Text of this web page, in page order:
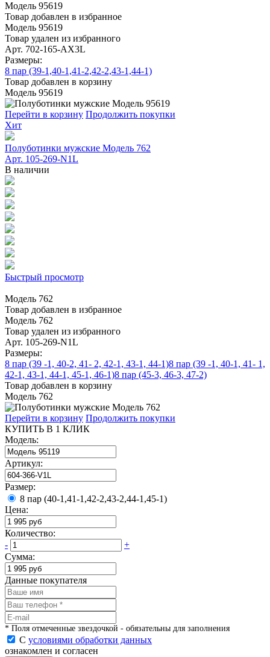
Модель 95619
Товар добавлен в избранное
Модель 95619
Товар удален из избранного
Арт. 702-165-АХ3L
Размеры:
8 пар (39-1,40-1,41-2,42-2,43-1,44-1)
Товар добавлен в корзину
Модель 95619
Перейти в корзину Продолжить покупки
Хит
Полуботинки мужские Модель 762
Арт. 105-269-N1L
В наличии
Быстрый просмотр
Модель 762
Товар добавлен в избранное
Модель 762
Товар удален из избранного
Арт. 105-269-N1L
Размеры:
8 пар (39 -1, 40-2, 41- 2, 42-1, 43-1, 44-1)8 пар (39 -1, 40-1, 41- 1,
42-1, 43-1, 44-1, 45-1, 46-1)8 пар (45-3, 46-3, 47-2)
Товар добавлен в корзину
Модель 762
Перейти в корзину Продолжить покупки
КУПИТЬ В 1 КЛИК
Модель:
Артикул:
Размер:
8 пар (40-1,41-1,42-2,43-2,44-1,45-1)
Цена:
Количество:
-
+
Сумма:
Данные покупателя
* Поля отмеченные звездочкой - обязательны для заполнения
С условиями обработки данных
ознакомлен и согласен